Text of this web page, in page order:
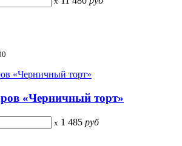
«Черничный торт»
x 1 485 руб